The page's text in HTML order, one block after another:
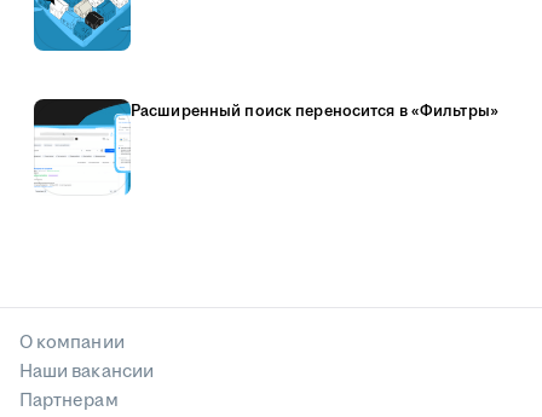
Расширенный поиск переносится в «Фильтры»
О компании
Наши вакансии
Партнерам